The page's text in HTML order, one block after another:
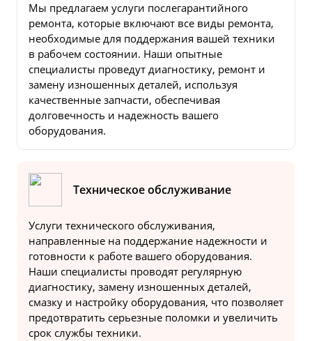
Мы предлагаем услуги послегарантийного
ремонта, которые включают все виды ремонта,
необходимые для поддержания вашей техники
в рабочем состоянии. Наши опытные
специалисты проведут диагностику, ремонт и
замену изношенных деталей, используя
качественные запчасти, обеспечивая
долговечность и надежность вашего
оборудования.
Техническое обслуживание
Услуги технического обслуживания,
направленные на поддержание надежности и
готовности к работе вашего оборудования.
Наши специалисты проводят регулярную
диагностику, замену изношенных деталей,
смазку и настройку оборудования, что позволяет
предотвратить серьезные поломки и увеличить
срок службы техники.